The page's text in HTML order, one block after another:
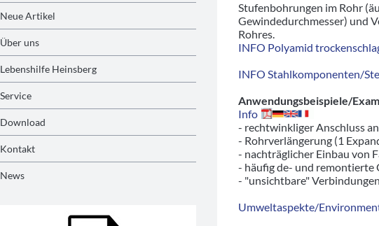
Neue Artikel
Über uns
Lebenshilfe Heinsberg
Service
Download
Kontakt
News
Stufenbohrungen im Rohr
Gewindedurchmesser) und
Rohres.
INFO Polyamid
INFO Stahlkomponenten/
Anwendungsbeispiele/
Info
- rechtwinkliger Anschluss
- Rohrverlängerung (1
- nachträglicher Einbau von
- häufig de- und remontierte
- "unsichtbare"
Umweltaspekte/